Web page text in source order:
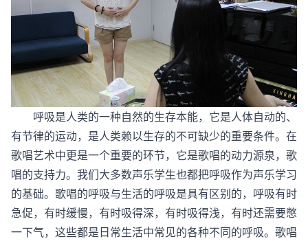
呼吸是人类的一种自然的生存本能，它是人体自动的、
有节律的运动，是人类赖以生存的不可缺少的重要条件。在
歌唱艺术中更是一个重要的环节，它是歌唱的动力源泉，歌
唱的支持力。我们大多数声乐学生也都把呼吸作为声乐学习
的基础。歌唱的呼吸与生活的呼吸是具有区别的，呼吸有时
急促，有时缓慢，有时吸得深，有时吸得浅，有时还需要憋
一下气，这些都是日常生活中常见的各种不同的呼吸。歌唱